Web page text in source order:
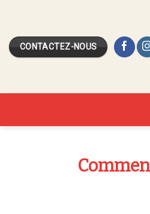
content
CONTACTEZ-NOUS